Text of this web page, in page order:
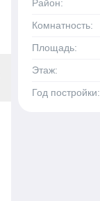
Район:
Комнатность:
Площадь:
Этаж:
Год постройки: